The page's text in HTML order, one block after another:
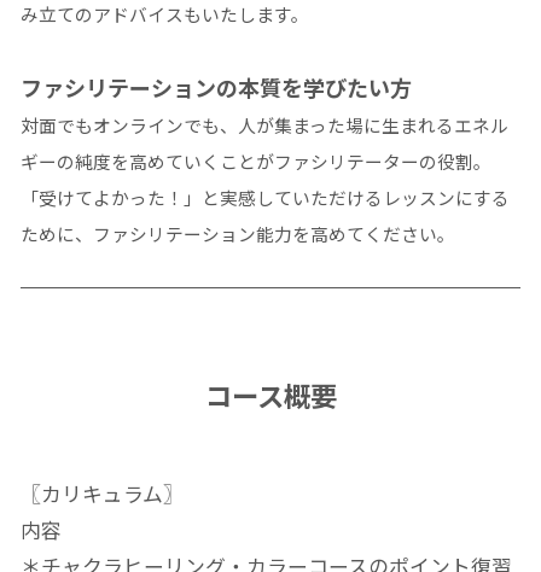
み立てのアドバイスもいたします。
ファシリテーションの本質を学びたい方
対面でもオンラインでも、人が集まった場に生まれるエネル
ギーの純度を高めていくことがファシリテーターの役割。
「受けてよかった！」と実感していただけるレッスンにする
ために、ファシリテーション能力を高めてください。
コース概要
〖カリキュラム〗
内容
＊チャクラヒーリング・カラーコースのポイント復習